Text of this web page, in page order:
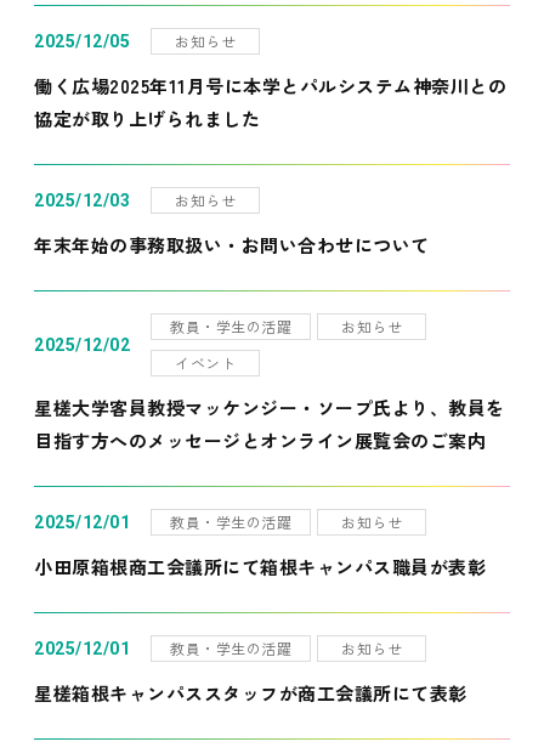
2025/12/05 お知らせ
働く広場2025年11月号に本学とパルシステム神奈川との
協定が取り上げられました
2025/12/03 お知らせ
年末年始の事務取扱い・お問い合わせについて
2025/12/02
教員・学生の活躍
お知らせ
イベント
星槎大学客員教授マッケンジー・ソープ氏より、教員を
目指す方へのメッセージとオンライン展覧会のご案内
2025/12/01 教員・学生の活躍 お知らせ
小田原箱根商工会議所にて箱根キャンパス職員が表彰
2025/12/01 教員・学生の活躍 お知らせ
星槎箱根キャンパススタッフが商工会議所にて表彰